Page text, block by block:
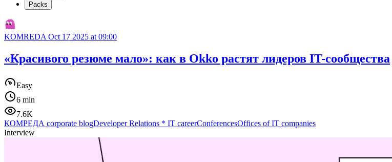
Packs
KOMREDA Oct 17 2025 at 09:00
«Красивого резюме мало»: как в Okko растят лидеров IT-сообщества
Easy
6 min
7.6K
КОМРЕДА corporate blogDeveloper Relations * IT careerConferencesOffices of IT companies
Interview